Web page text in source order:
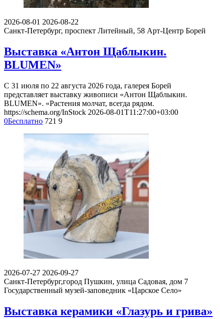
2026-08-01 2026-08-22
Санкт-Петербург, проспект Литейный, 58 Арт-Центр Борей
Выставка «Антон Щаблыкин.
BLUMEN»
С 31 июля по 22 августа 2026 года, галерея Борей
представляет выставку живописи «Антон Щаблыкин.
BLUMEN». «Растения молчат, всегда рядом.
https://schema.org/InStock 2026-08-01T11:27:00+03:00
0Бесплатно 721 9
2026-07-27 2026-09-27
Санкт-Петербург,город Пушкин, улица Садовая, дом 7
Государственный музей-заповедник «Царское Село»
Выставка керамики «Глазурь и грива»